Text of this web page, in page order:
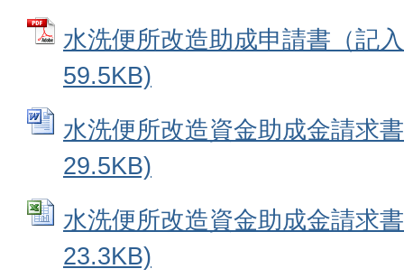
水洗便所改造助成申請書（記
59.5KB)
水洗便所改造資金助成金請求
29.5KB)
水洗便所改造資金助成金請求
23.3KB)